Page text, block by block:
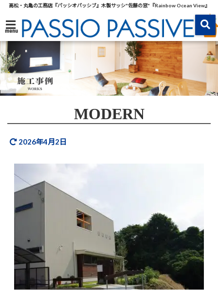
高松・丸亀の工務店『パッシオパッシブ』木製サッシ"佐藤の窓"『Rainbow Ocean View』
menu
MODERN
2026年4月2日